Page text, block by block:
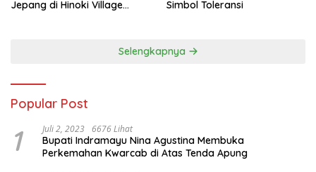
Jepang di Hinoki Village
Simbol Toleransi
Selengkapnya
Popular Post
1 Juli 2, 2023 6676 Lihat
Bupati Indramayu Nina Agustina Membuka
Perkemahan Kwarcab di Atas Tenda Apung